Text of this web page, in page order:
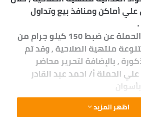
أماكن ومنافذ بيع وتداول
حيث أسفرت جهود الحملة عن ضبط 150 كيلو جرام من
منتهية الصلاحية , وقد تم
, بالإضافة لتحرير محاضر
الحملة أ/ احمد عبد القادر
اظهر المزيد